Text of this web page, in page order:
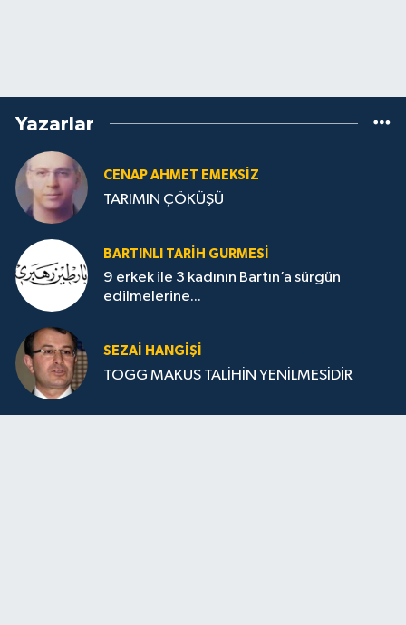
Yazarlar
CENAP AHMET EMEKSİZ
TARIMIN ÇÖKÜŞÜ
BARTINLI TARIH GURMESI
9 erkek ile 3 kadının Bartın’a sürgün
edilmelerine...
SEZAI HANGİŞİ
TOGG MAKUS TALİHİN YENİLMESİDİR